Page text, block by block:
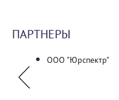
ПАРТНЕРЫ
ООО "Юрспектр"